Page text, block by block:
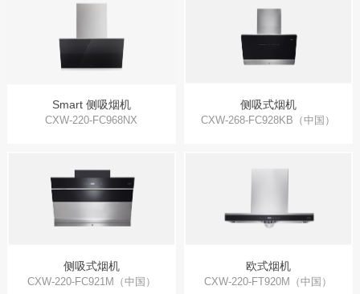
Smart 侧吸烟机
CXW-220-FC968NX
侧吸式烟机
CXW-268-FC928KB（中国）
侧吸式烟机
CXW-220-FC921M（中国）
欧式烟机
CXW-220-FT920M（中国）